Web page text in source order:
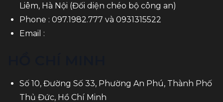
Liêm, Hà Nội (Đối diện chéo bộ công an)
Phone : 097.1982.777 và 0931315522
Email :
Số 10, Đường Số 33, Phường An Phú, Thành Phố
Thủ Đức, Hồ Chí Minh